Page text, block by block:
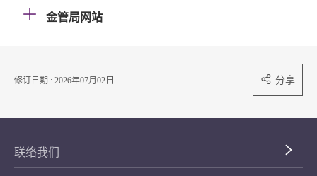
金管局网站
修订日期 : 2026年07月02日 分享
联络我们